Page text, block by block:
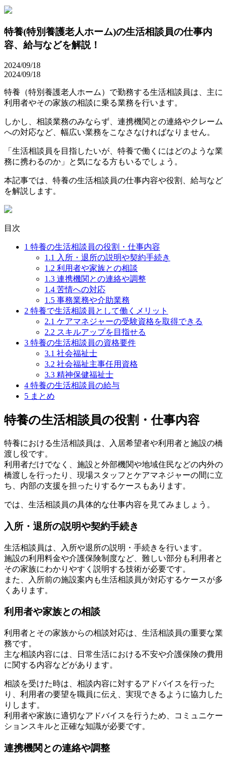
特養(特別養護老人ホーム)の生活相談員の仕事内
容、給与などを解説！
2024/09/18
2024/09/18
特養（特別養護老人ホーム）で勤務する生活相談員は、主に
利用者やその家族の相談に乗る業務を行います。
しかし、相談業務のみならず、連携機関との連絡やクレーム
への対応など、幅広い業務をこなさなければなりません。
「生活相談員を目指したいが、特養で働くにはどのような業
務に携わるのか」と気になる方もいるでしょう。
本記事では、特養の生活相談員の仕事内容や役割、給与など
を解説します。
目次
1 特養の生活相談員の役割・仕事内容
1.1 入所・退所の説明や契約手続き
1.2 利用者や家族との相談
1.3 連携機関との連絡や調整
1.4 苦情への対応
1.5 事務業務や介助業務
2 特養で生活相談員として働くメリット
2.1 ケアマネジャーの受験資格を取得できる
2.2 スキルアップを目指せる
3 特養の生活相談員の資格要件
3.1 社会福祉士
3.2 社会福祉主事任用資格
3.3 精神保健福祉士
4 特養の生活相談員の給与
5 まとめ
特養の生活相談員の役割・仕事内容
特養における生活相談員は、入居希望者や利用者と施設の橋
渡し役です。
利用者だけでなく、施設と外部機関や地域住民などの内外の
橋渡しを行ったり、現場スタッフとケアマネジャーの間に立
ち、内部の支援を担ったりするケースもあります。
では、生活相談員の具体的な仕事内容を見てみましょう。
入所・退所の説明や契約手続き
生活相談員は、入所や退所の説明・手続きを行います。
施設の利用料金や介護保険制度など、難しい部分も利用者と
その家族にわかりやすく説明する技術が必要です。
また、入所前の施設案内も生活相談員が対応するケースが多
くあります。
利用者や家族との相談
利用者とその家族からの相談対応は、生活相談員の重要な業
務です。
主な相談内容には、日常生活における不安や介護保険の費用
に関する内容などがあります。
相談を受けた時は、相談内容に対するアドバイスを行った
り、利用者の要望を職員に伝え、実現できるように協力した
りします。
利用者や家族に適切なアドバイスを行うため、コミュニケー
ションスキルと正確な知識が必要です。
連携機関との連絡や調整